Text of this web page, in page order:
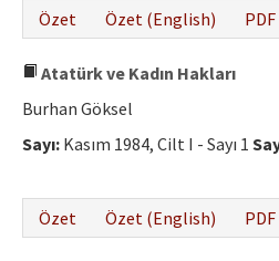
Özet
Özet (English) PDF
Atatürk ve Kadın Hakları
Burhan Göksel
Sayı: Kasım 1984, Cilt I - Sayı 1
Özet
Özet (English) PDF